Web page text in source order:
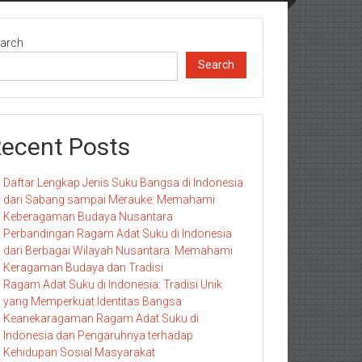
Search
Posts
Daftar Lengkap Jenis Suku Bangsa di Indonesia
dari Sabang sampai Merauke: Memahami
Keberagaman Budaya Nusantara
Perbandingan Ragam Adat Suku di Indonesia
dari Berbagai Wilayah Nusantara: Memahami
Keragaman Budaya dan Tradisi
Ragam Adat Suku di Indonesia: Tradisi Unik
yang Memperkuat Identitas Bangsa
Keanekaragaman Ragam Adat Suku di
Indonesia dan Pengaruhnya terhadap
Kehidupan Sosial Masyarakat